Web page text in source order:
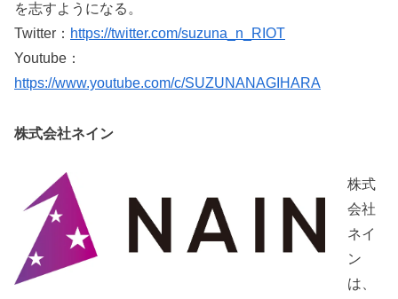
を志すようになる。
Twitter： https://twitter.com/suzuna_n_RIOT
Youtube：
https://www.youtube.com/c/SUZUNANAGIHARA
株式会社ネイン
株式
会社
ネイ
ン
は、